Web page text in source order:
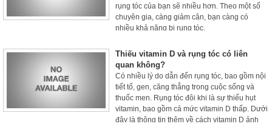
rụng tóc của bạn sẽ nhiều hơn. Theo một số
chuyên gia, càng giảm cân, bạn càng có
nhiều khả năng bị rụng tóc.
Thiếu vitamin D và rụng tóc có liên
quan không?
Có nhiều lý do dẫn đến rụng tóc, bao gồm nội
tiết tố, gen, căng thẳng trong cuộc sống và
thuốc men. Rụng tóc đôi khi là sự thiếu hụt
vitamin, bao gồm cả mức vitamin D thấp. Dưới
đây là thông tin thêm về cách vitamin D ảnh